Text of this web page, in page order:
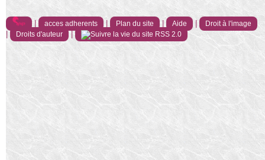
acces adherents Plan du site Aide Droit à l'image
Droits d'auteur RSS 2.0